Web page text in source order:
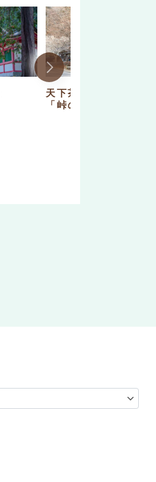
天下茶屋 河口湖分店
「峠の茶屋」